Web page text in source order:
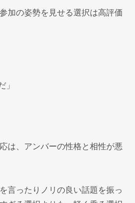
加の姿勢を見せる選択は高評価
」
は、アンバーの性格と相性が悪
言ったりノリの良い話題を振っ